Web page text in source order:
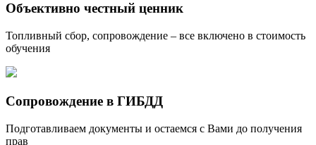
Объективно честный ценник
Топливный сбор, сопровождение – все включено в стоимость
обучения
Сопровождение в ГИБДД
Подготавливаем документы и остаемся с Вами до получения
прав